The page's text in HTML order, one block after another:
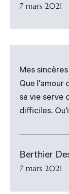
7 mars 2021
Mes
Que l'amour
sa vie serve
difficiles.
Berthier
7 mars 2021